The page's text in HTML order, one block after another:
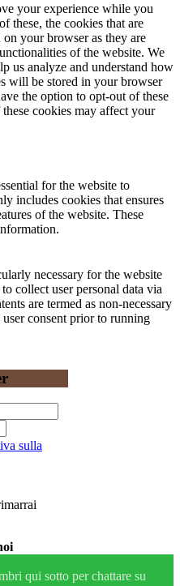
your experience while you
these, the cookies that are
on your browser as they are
of the website. We
us analyze and understand how
will be stored in your browser
the option to opt-out of these
cookies may affect your
for the website to
includes cookies that ensures
of the website. These
necessary for the website
collect user personal data via
are termed as non-necessary
consent prior to running
sulla
qui sotto per chattare su